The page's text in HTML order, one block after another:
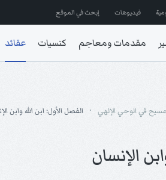
فيديوهات إبحث في الموقع
مقدمات ومعاجم كنسيات عقائد
في الوحي الإلهي الفصل الأول: ابن الله وابن
الإنسان